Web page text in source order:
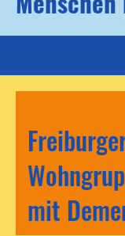
mit